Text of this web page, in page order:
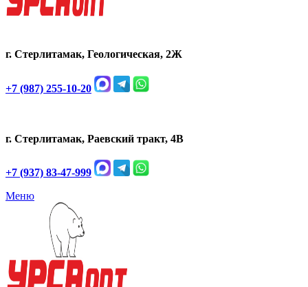
г. Стерлитамак, Геологическая, 2Ж
+7 (987) 255-10-20
г. Стерлитамак, Раевский тракт, 4В
+7 (937) 83-47-999
Меню